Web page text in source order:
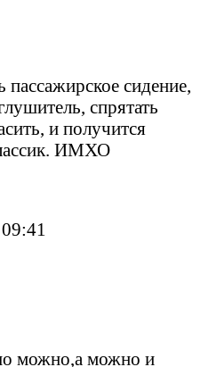
пассажирское сидение,
спрятать
и получится
ИМХО
можно,а можно и